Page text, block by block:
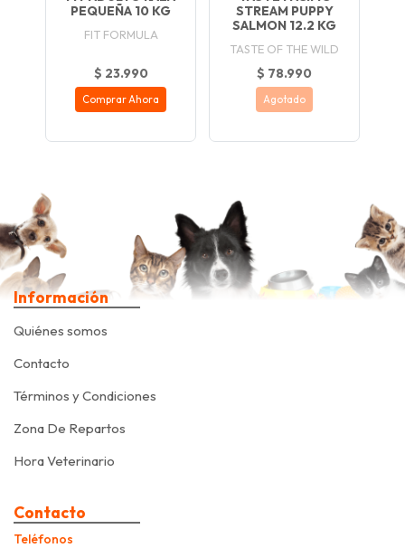
PEQUEÑA 10 KG
FIT FORMULA
$ 23.990
Comprar Ahora
STREAM PUPPY
SALMON 12.2 KG
TASTE OF THE WILD
$ 78.990
Agotado
Información
Quiénes somos
Contacto
Términos y Condiciones
Zona De Repartos
Hora Veterinario
Contacto
Teléfonos